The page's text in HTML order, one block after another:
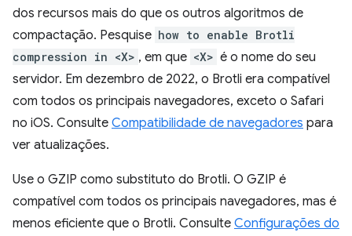
dos recursos mais do que os outros algoritmos de
compactação. Pesquise how to enable Brotli
compression in <X> , em que <X> é o nome do seu
servidor. Em dezembro de 2022, o Brotli era compatível
com todos os principais navegadores, exceto o Safari
no iOS. Consulte Compatibilidade de navegadores para
ver atualizações.
Use o GZIP como substituto do Brotli. O GZIP é
compatível com todos os principais navegadores, mas é
menos eficiente que o Brotli. Consulte Configurações do